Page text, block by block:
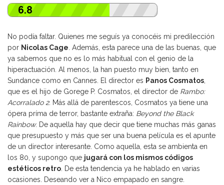
6.8
No podía faltar. Quienes me seguís ya conocéis mi predilección
por Nicolas Cage . Además, esta parece una de las buenas, que
ya sabemos que no es lo más habitual con el genio de la
hiperactuación. Al menos, la han puesto muy bien, tanto en
Sundance como en Cannes. El director es Panos Cosmatos
que es el hijo de Gorege P. Cosmatos, el director de Rambo:
Acorralado 2. Más allá de parentescos, Cosmatos ya tiene una
ópera príma de terror, bastante extraña: Beyond the Black
Rainbow. De aquella hay que decir que tiene muchas más ganas
que presupuesto y más que ser una buena película es el apunte
de un director interesante. Como aquella, esta se ambienta en
los 80, y supongo que jugará con los mismos códigos
estéticos retro . De esta tendencia ya he hablado en varias
ocasiones. Deseando ver a Nico empapado en sangre.